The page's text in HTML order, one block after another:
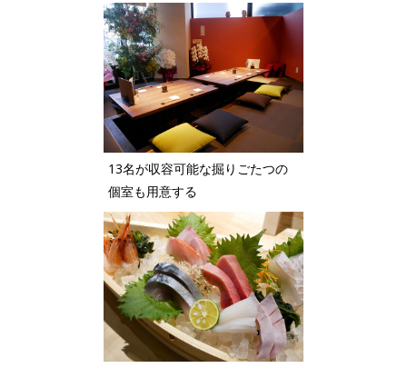
13名が収容可能な掘りごたつの
個室も用意する